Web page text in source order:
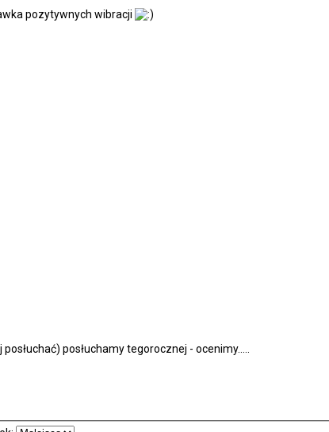
pozytywnych wibracji
posłuchamy tegorocznej - ocenimy.....